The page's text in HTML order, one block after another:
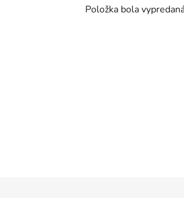
Položka bola